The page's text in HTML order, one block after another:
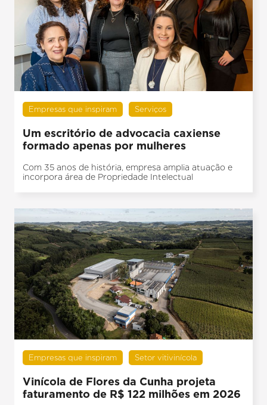
Empresas que inspiram Serviços
Um escritório de advocacia caxiense
formado apenas por mulheres
Com 35 anos de história, empresa amplia atuação e
incorpora área de Propriedade Intelectual
Empresas que inspiram Setor vitivinícola
Vinícola de Flores da Cunha projeta
faturamento de R$ 122 milhões em 2026